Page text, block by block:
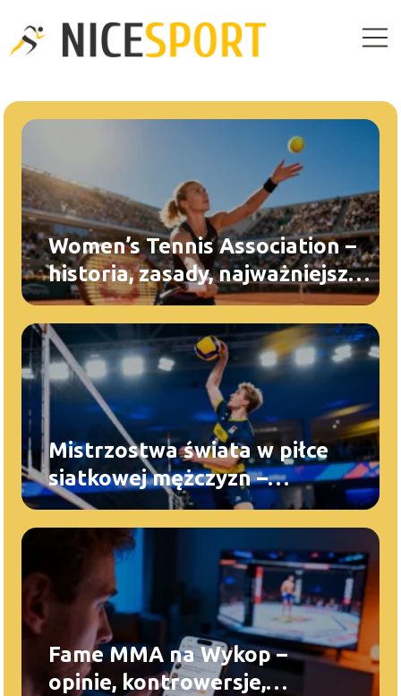
Women’s Tennis Association –
historia, zasady, najważniejsze
turnieje
Mistrzostwa świata w piłce
siatkowej mężczyzn –
historia, zasady
Fame MMA na Wykop –
opinie, kontrowersje,